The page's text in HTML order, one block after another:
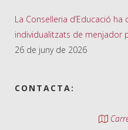
La Conselleria d’Educació
individualitzats de menjador
26 de juny de 2026
CONTACTA: